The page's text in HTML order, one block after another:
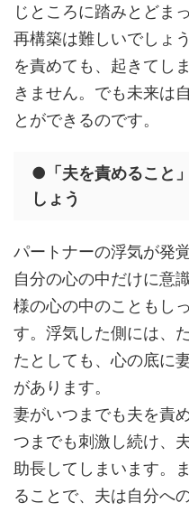
じところに踏みとどま
再構築は難しいでしょ
を責めても、起きてし
きません。でも未来は
とができるのです。
●「夫を責めること
しょう
パートナーの浮気が発
自分の心の中だけに意
様の心の中のこともし
す。浮気した側には、
たとしても、心の底に
があります。
妻がいつまでも夫を責
つまでも刺激し続け、
助長してしまいます。
ることで、夫は自分へ